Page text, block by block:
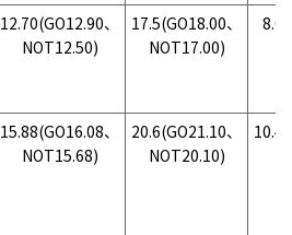
12.70(GO12.90、
NOT12.50)
17.5(GO18.00、
NOT17.00)
15.88(GO16.08、
NOT15.68)
20.6(GO21.10、
NOT20.10)